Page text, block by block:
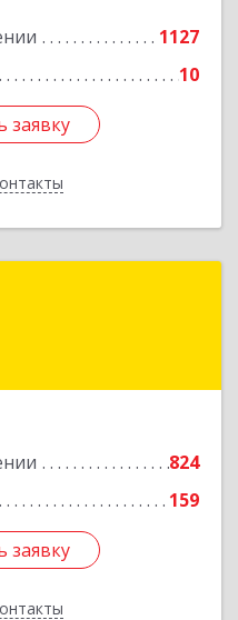
1127
10
заявку
заявку
824
159
заявку
обл, Волгоград г, им
заявку